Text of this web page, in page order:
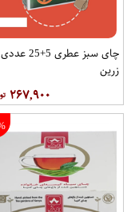
چای سبز عطری 5+25 عددی
زرین
۲۶۷,۹۰۰